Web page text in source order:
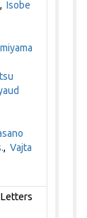
,Isobe
,Vajta